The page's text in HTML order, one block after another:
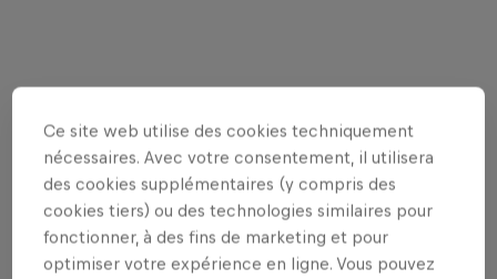
retrouvée à Vilvorde pour la finale nationale du
Red Bull Home Ground, le plus grand tournoi 5v5
de VALORANT au monde. Après plusieurs semaines
de qualifications en ligne, quatre équipes belges
se sont retrouvées face à face sur la grande scène.
Ce site web utilise des cookies techniquement
nécessaires. Avec votre consentement, il utilisera
des cookies supplémentaires (y compris des
cookies tiers) ou des technologies similaires pour
fonctionner, à des fins de marketing et pour
optimiser votre expérience en ligne. Vous pouvez